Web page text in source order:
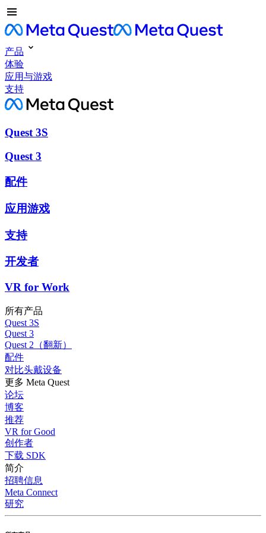
产品
体验
应用与游戏
支持
Quest 3S
Quest 3
配件
应用游戏
支持
开发者
VR for Work
所有产品
Quest 3S
Quest 3
Quest 2（翻新）
配件
对比头戴设备
更多 Meta Quest
论坛
博客
推荐
VR for Good
创作者
下载 SDK
简介
招聘信息
Meta Connect
研究